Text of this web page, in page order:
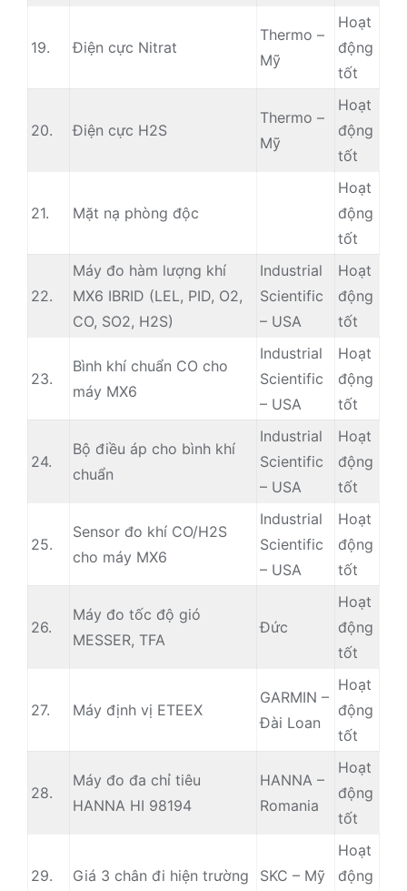
19. Điện cực Nitrat
Thermo –
Mỹ
Hoạt
động
tốt
20. Điện cực H2S
Thermo –
Mỹ
Hoạt
động
tốt
21. Mặt nạ phòng độc
Hoạt
động
tốt
22.
Máy đo hàm lượng khí
MX6 IBRID (LEL, PID, O2,
CO, SO2, H2S)
Industrial
Scientific
– USA
Hoạt
động
tốt
23.
Bình khí chuẩn CO cho
máy MX6
Industrial
Scientific
– USA
Hoạt
động
tốt
24.
Bộ điều áp cho bình khí
chuẩn
Industrial
Scientific
– USA
Hoạt
động
tốt
25.
Sensor đo khí CO/H2S
cho máy MX6
Industrial
Scientific
– USA
Hoạt
động
tốt
26.
Máy đo tốc độ gió
MESSER, TFA
Đức
Hoạt
động
tốt
27. Máy định vị ETEEX
GARMIN –
Đài Loan
Hoạt
động
tốt
28.
Máy đo đa chỉ tiêu
HANNA HI 98194
HANNA –
Romania
Hoạt
động
tốt
29. Giá 3 chân đi hiện trường SKC – Mỹ
Hoạt
động